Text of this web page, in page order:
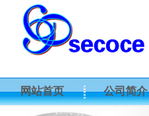
网站首页 公司简介